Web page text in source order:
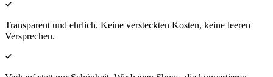
Transparent und ehrlich. Keine versteckten Kosten, keine leeren
Versprechen.